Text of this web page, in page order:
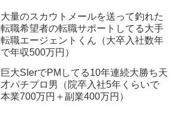
大量のスカウトメールを送って釣れた
転職希望者の転職サポートしてる大手
転職エージェントくん（大卒入社数年
で年収500万円）
巨大SIerでPMしてる10年連続大勝ち天
才パチプロ男（院卒入社5年くらいで
本業700万円＋副業400万円）